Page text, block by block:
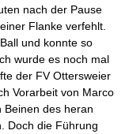
nach der Pause
Flanke verfehlt.
und konnte so
wurde es noch mal
der FV Ottersweier
Vorarbeit von Marco
Beinen des heran
Doch die Führung